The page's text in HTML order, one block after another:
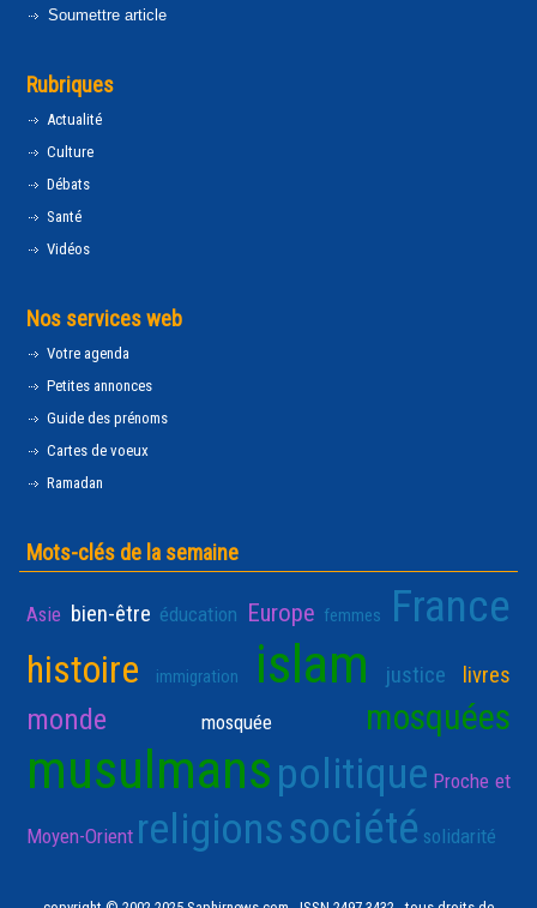
Soumettre article
Rubriques
Actualité
Culture
Débats
Santé
Vidéos
Nos services web
Votre agenda
Petites annonces
Guide des prénoms
Cartes de voeux
Ramadan
Mots-clés de la semaine
Asie bien-être éducation Europe femmes France
histoire immigration islam justice livres
monde mosquée mosquées
musulmanspolitique Proche et
Moyen-Orient religionssociété solidarité